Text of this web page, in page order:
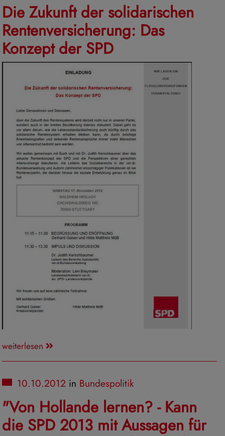
Die Zukunft der solidarischen
Rentenversicherung: Das
Konzept der SPD
weiterlesen
10.10.2012 in Bundespolitik
"Von Hollande lernen? - Kann
die SPD 2013 mit Aussagen für